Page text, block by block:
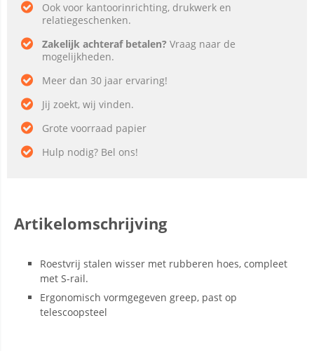
Ook voor kantoorinrichting, drukwerk en
relatiegeschenken.
Zakelijk achteraf betalen? Vraag naar de
mogelijkheden.
Meer dan 30 jaar ervaring!
Jij zoekt, wij vinden.
Grote voorraad papier
Hulp nodig? Bel ons!
Artikelomschrijving
Roestvrij stalen wisser met rubberen hoes, compleet
met S-rail.
Ergonomisch vormgegeven greep, past op
telescoopsteel